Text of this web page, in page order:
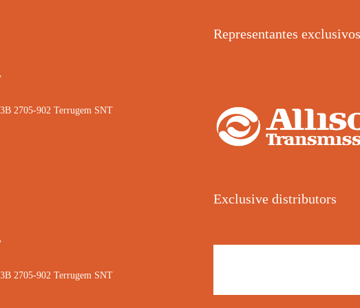
2705-902 Terrugem SNT
Representantes exclusivos
2705-902 Terrugem SNT
Exclusive distributors